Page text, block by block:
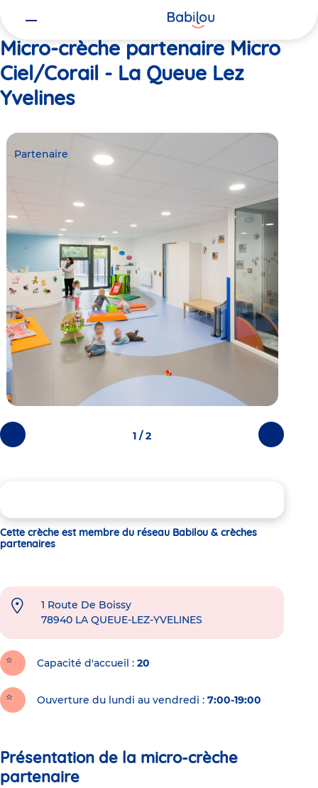
Micro-crèche partenaire Micro
Ciel/Corail - La Queue Lez
Yvelines
Photos
précédentes
Photos
suivantes
Partenaire
1 / 2
Cette crèche est membre du réseau Babilou & crèches
partenaires
1 Route De Boissy
78940 LA QUEUE-LEZ-YVELINES
Capacité d'accueil 20
Ouverture du lundi au vendredi : 7:00-19:00
Présentation de la micro-crèche
partenaire